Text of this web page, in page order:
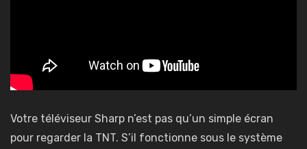
Votre téléviseur Sharp n’est pas qu’un simple écran
pour regarder la TNT. S’il fonctionne sous le système